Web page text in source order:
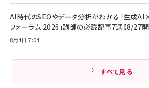
Amazonランキングをもっ
AI時代のSEOやデータ分析がわかる「生成
フォーラム 2026」講師の必読記事7選【8/27開
8月4日 7:04
すべて見る